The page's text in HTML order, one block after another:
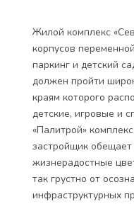
Жилой комплекс
корпусов
паркинг и детский
должен пройти
краям которого
детские, игровые и
«Палитрой»
застройщик
жизнерадостные
так грустно от
инфраструктурных